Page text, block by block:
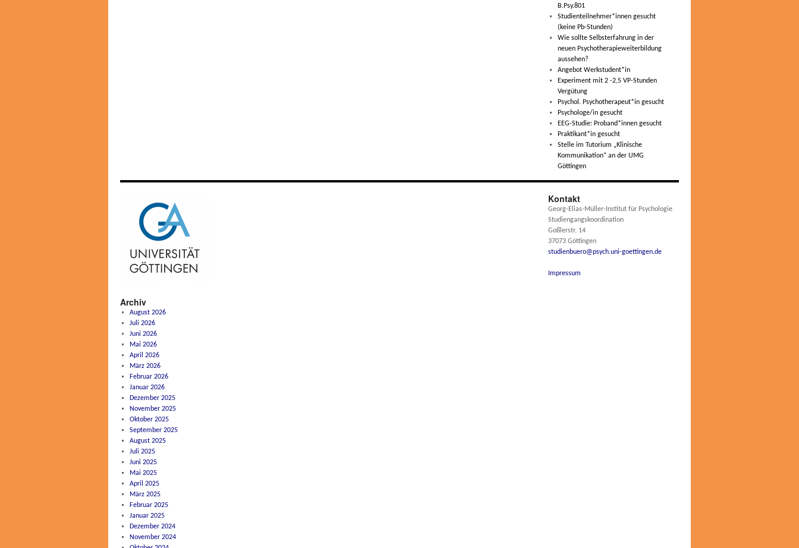
B.Psy.801
Studienteilnehmer*innen gesucht
(keine Pb-Stunden)
Wie sollte Selbsterfahrung in der
neuen Psychotherapieweiterbildung
aussehen?
Angebot Werkstudent*in
Experiment mit 2 -2,5 VP-Stunden
Vergütung
Psychol. Psychotherapeut*in gesucht
Psychologe/in gesucht
EEG-Studie: Proband*innen gesucht
Praktikant*in gesucht
Stelle im Tutorium „Klinische
Kommunikation“ an der UMG
Göttingen
Archiv
August 2026
Juli 2026
Juni 2026
Mai 2026
April 2026
März 2026
Februar 2026
Januar 2026
Dezember 2025
November 2025
Oktober 2025
September 2025
August 2025
Juli 2025
Juni 2025
Mai 2025
April 2025
März 2025
Februar 2025
Januar 2025
Dezember 2024
November 2024
Kontakt
Georg-Elias-Müller-Institut für Psychologie
Studiengangskoordination
Goßlerstr. 14
37073 Göttingen
studienbuero@psych.uni-goettingen.de
Impressum